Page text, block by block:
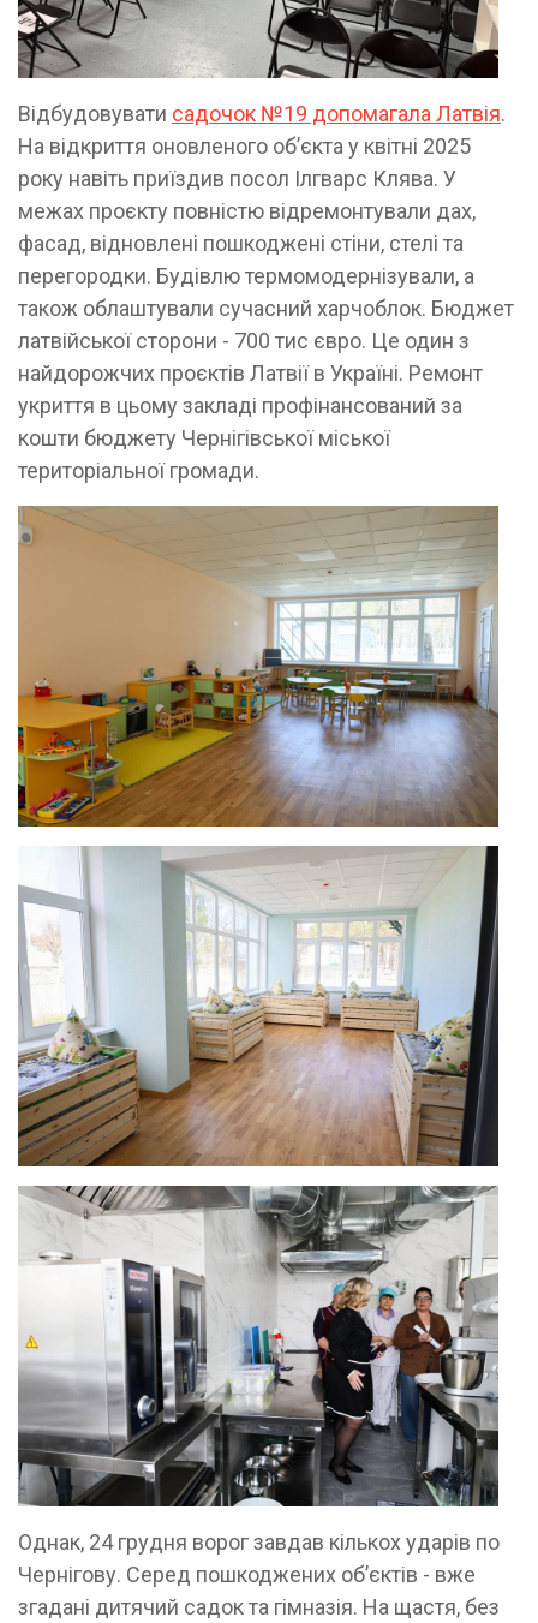
Відбудовувати садочок №19 допомагала Латвія.
На відкриття оновленого обʼєкта у квітні 2025
року навіть приїздив посол Ілгварс Клява. У
межах проєкту повністю відремонтували дах,
фасад, відновлені пошкоджені стіни, стелі та
перегородки. Будівлю термомодернізували, а
також облаштували сучасний харчоблок. Бюджет
латвійської сторони - 700 тис євро. Це один з
найдорожчих проєктів Латвії в Україні. Ремонт
укриття в цьому закладі профінансований за
кошти бюджету Чернігівської міської
територіальної громади.
Однак, 24 грудня ворог завдав кількох ударів по
Чернігову. Серед пошкоджених об’єктів - вже
згадані дитячий садок та гімназія. На щастя, без